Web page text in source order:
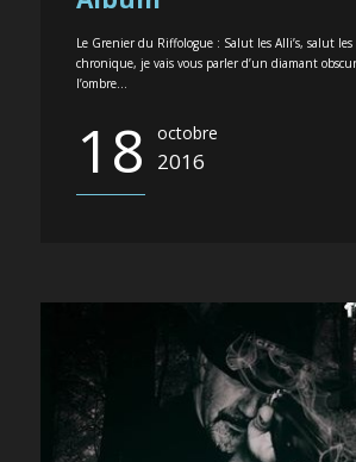
Le Grenier du Riffologue : Salut les Alli’s, salut les
chronique, je vais vous parler d’un diamant
l’ombre...
18 octobre
2016